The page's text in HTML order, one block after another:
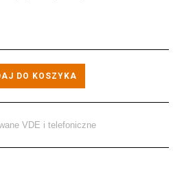
DO KOSZYKA
VDE i telefoniczne